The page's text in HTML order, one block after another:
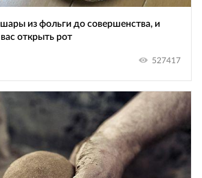
из фольги до совершенства, и
вас открыть рот
527417